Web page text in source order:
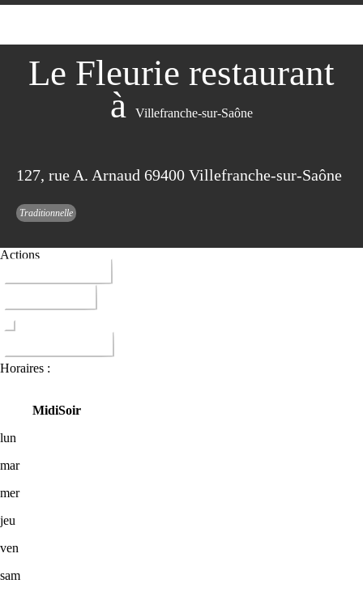
Le Fleurie restaurant
à
Villefranche-sur-Saône
127, rue A. Arnaud 69400 Villefranche-sur-Saône
Traditionnelle
Actions
Horaires :
MidiSoir
lun
mar
mer
jeu
ven
sam